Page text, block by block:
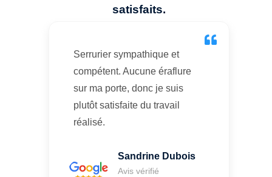
satisfaits.
Serrurier sympathique et
compétent. Aucune éraflure
sur ma porte, donc je suis
plutôt satisfaite du travail
réalisé.
Sandrine Dubois
Avis vérifié